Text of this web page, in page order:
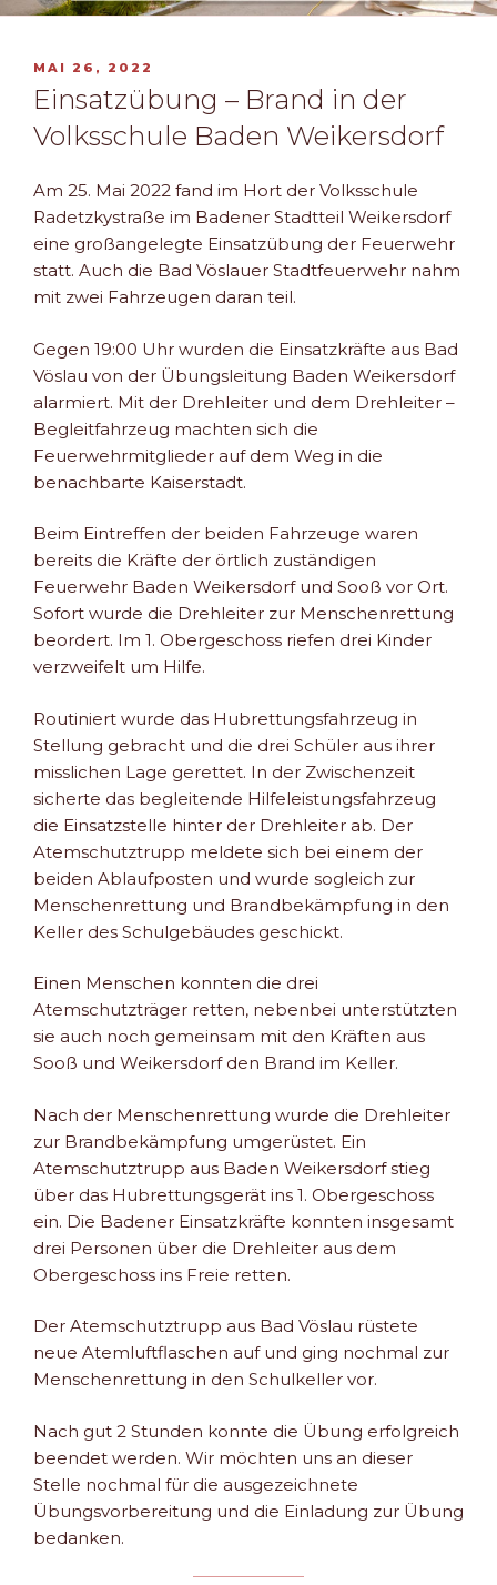
VERÖFFENTLICHT
AM
MAI 26, 2022
Einsatzübung – Brand in der
Volksschule Baden Weikersdorf
Am 25. Mai 2022 fand im Hort der Volksschule
Radetzkystraße im Badener Stadtteil Weikersdorf
eine großangelegte Einsatzübung der Feuerwehr
statt. Auch die Bad Vöslauer Stadtfeuerwehr nahm
mit zwei Fahrzeugen daran teil.
Gegen 19:00 Uhr wurden die Einsatzkräfte aus Bad
Vöslau von der Übungsleitung Baden Weikersdorf
alarmiert. Mit der Drehleiter und dem Drehleiter –
Begleitfahrzeug machten sich die
Feuerwehrmitglieder auf dem Weg in die
benachbarte Kaiserstadt.
Beim Eintreffen der beiden Fahrzeuge waren
bereits die Kräfte der örtlich zuständigen
Feuerwehr Baden Weikersdorf und Sooß vor Ort.
Sofort wurde die Drehleiter zur Menschenrettung
beordert. Im 1. Obergeschoss riefen drei Kinder
verzweifelt um Hilfe.
Routiniert wurde das Hubrettungsfahrzeug in
Stellung gebracht und die drei Schüler aus ihrer
misslichen Lage gerettet. In der Zwischenzeit
sicherte das begleitende Hilfeleistungsfahrzeug
die Einsatzstelle hinter der Drehleiter ab. Der
Atemschutztrupp meldete sich bei einem der
beiden Ablaufposten und wurde sogleich zur
Menschenrettung und Brandbekämpfung in den
Keller des Schulgebäudes geschickt.
Einen Menschen konnten die drei
Atemschutzträger retten, nebenbei unterstützten
sie auch noch gemeinsam mit den Kräften aus
Sooß und Weikersdorf den Brand im Keller.
Nach der Menschenrettung wurde die Drehleiter
zur Brandbekämpfung umgerüstet. Ein
Atemschutztrupp aus Baden Weikersdorf stieg
über das Hubrettungsgerät ins 1. Obergeschoss
ein. Die Badener Einsatzkräfte konnten insgesamt
drei Personen über die Drehleiter aus dem
Obergeschoss ins Freie retten.
Der Atemschutztrupp aus Bad Vöslau rüstete
neue Atemluftflaschen auf und ging nochmal zur
Menschenrettung in den Schulkeller vor.
Nach gut 2 Stunden konnte die Übung erfolgreich
beendet werden. Wir möchten uns an dieser
Stelle nochmal für die ausgezeichnete
Übungsvorbereitung und die Einladung zur Übung
bedanken.